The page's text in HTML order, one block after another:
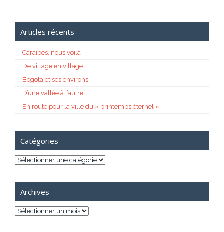
Articles récents
Caraïbes, nous voilà !
De village en village
Bogota et ses environs
D’une vallée à l’autre
En route pour la ville du « printemps éternel »
Catégories
Catégories
Archives
Archives